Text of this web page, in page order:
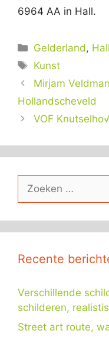
6964 AA in Hall.
Categorieën
Gelderland , Hall
Tags
Kunst
Mirjam
Hollandscheveld
VOF
naar:
Recente
Verschillende
schilderen,
Street art route,